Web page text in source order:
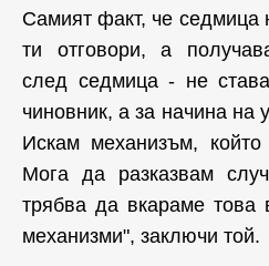
Самият факт, че седмица
ти отговори, а
след седмица - не
чиновник, а за начина на
Искам механизъм,
Мога да разказвам
трябва да вкараме това
механизми", заключи той.